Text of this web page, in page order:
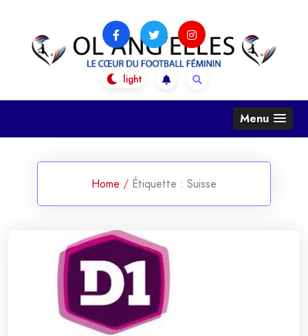
content
OL Ang'Elles
Le coeur du football féminin
Menu
Home / Étiquette : Suisse